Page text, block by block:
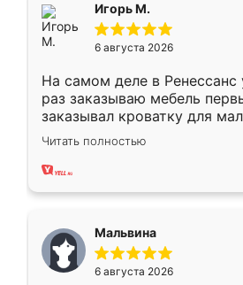
Игорь М.
6 августа 2026
На самом деле в
раз заказываю мебель
заказывал кроватку для
ребёнка при его рождении
заказал шкаф-купе. По
хорошее сборка достаточно
меньше, здесь же он более
Мне нравится ,если что-то
мебели буду заказывать
Читать полностью
Мальвина
6 августа 2026